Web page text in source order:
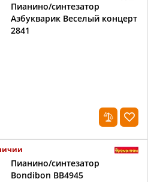
Пианино/синтезатор
Азбукварик Веселый концерт
2841
Пианино/синтезатор
Bondibon ВВ4945